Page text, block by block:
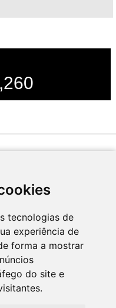
tecnologias de
experiência de
forma a mostrar
do site e